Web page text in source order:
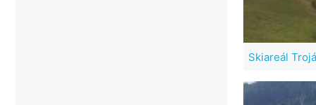
Skiareál